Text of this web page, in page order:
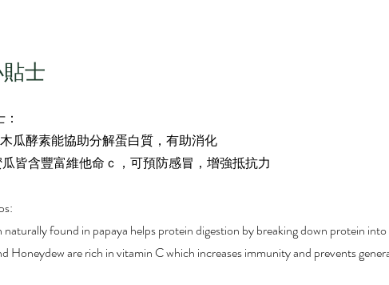
士
瓜酵素能協助分解蛋白質，有助消化
皆含豐富維他命ｃ，可預防感冒，增強抵抗力
naturally found in papaya helps protein digestion by breaking down protein
Honeydew are rich in vitamin C which increases immunity and prevents